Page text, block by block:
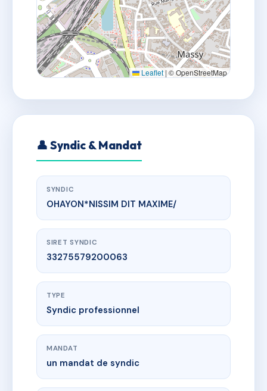
Leaflet | © OpenStreetMap
👤 Syndic & Mandat
SYNDIC
OHAYON*NISSIM DIT MAXIME/
SIRET SYNDIC
33275579200063
TYPE
Syndic professionnel
MANDAT
un mandat de syndic